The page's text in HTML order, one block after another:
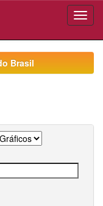
Brasil